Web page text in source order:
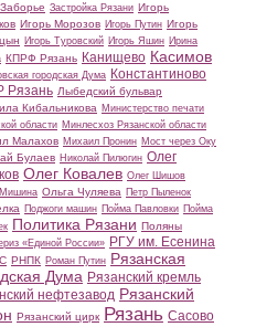
Заборье Застройка Рязани Игорь
Игорь Морозов Игорь Путин Игорь
Игорь Туровский Игорь Яшин Ирина
КПРФ Рязань Канищево Касимов
городская Дума
Константиново
Рязань Лыбедский бульвар
Кибальникова Министерство печати
области Минлесхоз Рязанской области
Малахов Михаил Пронин Мост через Оку
Булаев Николай Пилюгин Олег
Олег Ковалев Олег Шишов
Ольга Чуляева Петр Пыленок
Поджоги машин Пойма Павловки Пойма
Политика Рязани Поляны
«Единой России» РГУ им. Есенина
РНПК Роман Путин Рязанская
Дума Рязанский кремль
нефтезавод Рязанский
Рязанский цирк Рязань Сасово